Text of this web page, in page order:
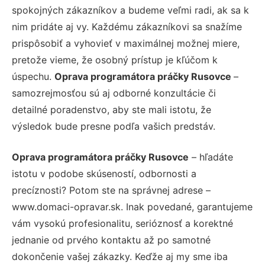
spokojných zákazníkov a budeme veľmi radi, ak sa k
nim pridáte aj vy. Každému zákazníkovi sa snažíme
prispôsobiť a vyhovieť v maximálnej možnej miere,
pretože vieme, že osobný prístup je kľúčom k
úspechu. Oprava programátora práčky Rusovce –
samozrejmosťou sú aj odborné konzultácie či
detailné poradenstvo, aby ste mali istotu, že
výsledok bude presne podľa vašich predstáv.
Oprava programátora práčky Rusovce – hľadáte
istotu v podobe skúseností, odbornosti a
precíznosti? Potom ste na správnej adrese –
www.domaci-opravar.sk. Inak povedané, garantujeme
vám vysokú profesionalitu, serióznosť a korektné
jednanie od prvého kontaktu až po samotné
dokončenie vašej zákazky. Keďže aj my sme iba